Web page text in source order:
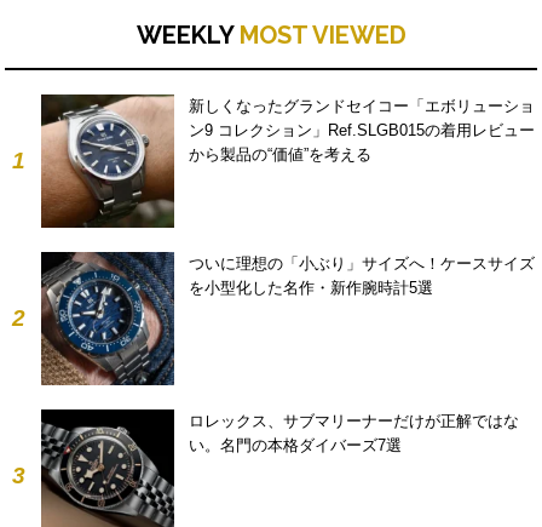
WEEKLY MOST VIEWED
1
新しくなったグランドセイコー「エボリューショ
ン9 コレクション」Ref.SLGB015の着用レビュー
から製品の“価値”を考える
2
ついに理想の「小ぶり」サイズへ！ケースサイズ
を小型化した名作・新作腕時計5選
3
ロレックス、サブマリーナーだけが正解ではな
い。名門の本格ダイバーズ7選